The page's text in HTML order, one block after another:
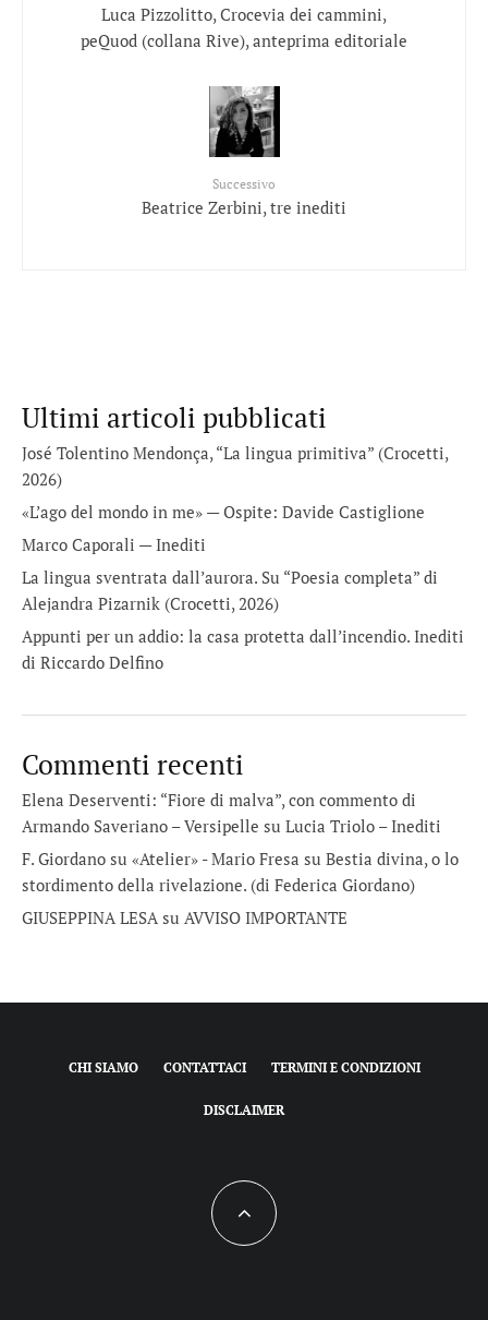
Luca Pizzolitto, Crocevia dei cammini,
peQuod (collana Rive), anteprima editoriale
Successivo
Beatrice Zerbini, tre inediti
Ultimi articoli pubblicati
José Tolentino Mendonça, “La lingua primitiva” (Crocetti,
2026)
«L’ago del mondo in me» — Ospite: Davide Castiglione
Marco Caporali — Inediti
La lingua sventrata dall’aurora. Su “Poesia completa” di
Alejandra Pizarnik (Crocetti, 2026)
Appunti per un addio: la casa protetta dall’incendio. Inediti
di Riccardo Delfino
Commenti recenti
Elena Deserventi: “Fiore di malva”, con commento di
Armando Saveriano – Versipelle su Lucia Triolo – Inediti
F. Giordano su «Atelier» - Mario Fresa su Bestia divina, o lo
stordimento della rivelazione. (di Federica Giordano)
GIUSEPPINA LESA su AVVISO IMPORTANTE
CHI SIAMO CONTATTACI TERMINI E CONDIZIONI
DISCLAIMER